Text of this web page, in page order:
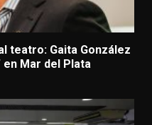
teatro: Gaita González
en Mar del Plata